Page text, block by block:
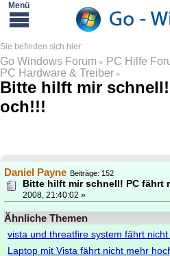
Go Windows Forum » PC Hilfe
PC Hardware & Treiber »
Bitte hilft mir
och!!!
Daniel Payne Beiträge: 152
Bitte hilft mir schnell! PC fährt
2008, 21:40:02 »
Ähnliche Themen
vista und threatfire system fährt
Laptop mit Vista fährt nicht mehr